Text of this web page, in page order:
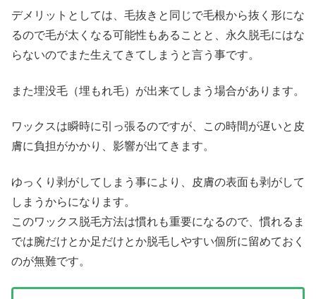
デメリットとしては、毛抜きと同じで毛根から抜く形にな
るので毛が太くなる可能性もあることと、永久脱毛にはな
らないのでまた生えてきてしまうと言う事です。
また埋没毛（埋もれ毛）が出来てしまう場合があります。
ワックスは瞬時に引っ張るのですが、この時間が遅いと皮
膚に負担がかかり、影響が出てきます。
ゆっくり剥がしてしまう事により、皮膚の表面も剥がして
しまうからになります。
このワックス脱毛方法は慣れも重要になるので、慣れるま
では腕だけとか足だけとか脱毛しやすい個所に留めておく
のが無難です。